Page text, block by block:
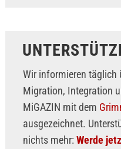
Wir informieren täglich
Migration, Integration
MiGAZIN mit dem
ausgezeichnet.
nichts mehr: Werde